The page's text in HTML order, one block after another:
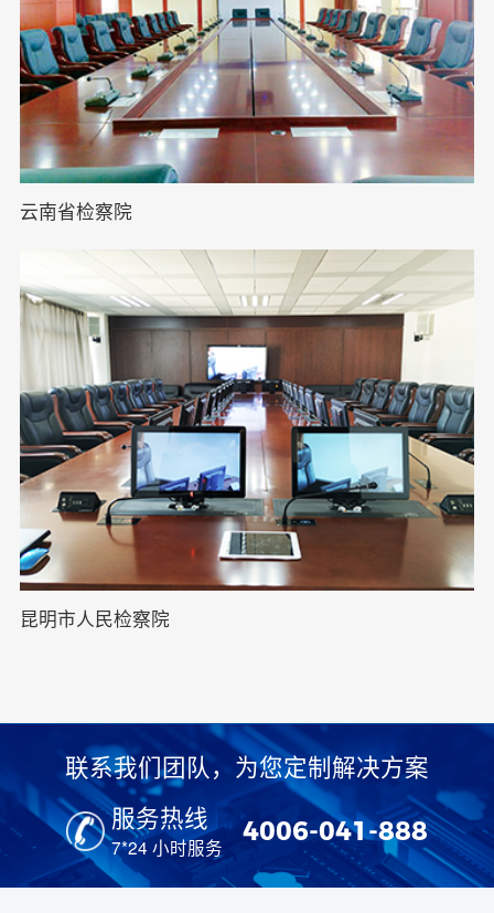
云南省检察院
昆明市人民检察院
联系我们团队，为您定制解决方案
服务热线
7*24 小时服务 4006-041-888